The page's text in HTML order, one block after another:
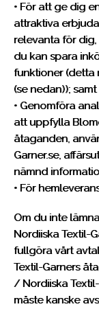
• För att ge dig
attraktiva
relevanta för
du kan spara
funktioner (detta
(se nedan)); samt
• Genomföra
att uppfylla
åtaganden,
Garner.se,
nämnd
• För
Om du inte
Nordiiska Textil-
fullgöra vårt
Textil-Garners
/ Nordiiska
måste kanske